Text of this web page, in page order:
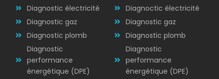
Diagnostic
ÉLECTRICITÉ
Diagnostic électricité
Diagnostic gaz
Diagnostic plomb
Diagnostic
performance
énergétique (DPE)
Diagnoctic électricité
Diagnostic gaz
Diagnostic plomb
Diagnostic
performance
énergétique (DPE)